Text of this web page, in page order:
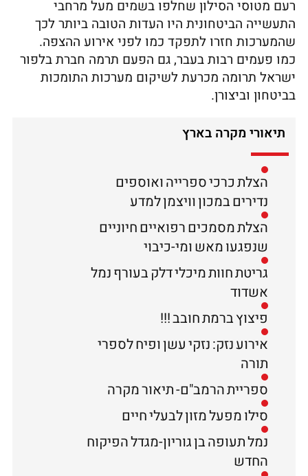
רעם מטוסי הסילון שחלפו בשמים מעל מרחבי
התעשייה הביטחונית היו העדות הטובה ביותר לכך
שהמערכות חזרו לתפקד כמו לפני אירוע ההצפה.
כמו פעמים רבות בעבר, גם הפעם תרמה חברת בלפור
ישראל תרומה מכרעת לשיקום מערכות התומכות
בביטחון וביצורן.
תיאורי מקרה בארץ
הצלת כרכי ספרייה ואוספים
נדירים במכון וויצמן למדע
הצלת מסמכים רפואיים חיוניים
שנפגעו מאש ומי-כיבוי
גריטת חוות מיכלי דלק בעורף נמל
אשדוד
פיצוץ ברמת חובב !!!
אירוע נזק: נזקי עשן ופיח לספרי
תורה
ספריית הרמב"ם- תיאור מקרה
סילו מפעל מזון לבעלי חיים
נמל תעופה בן גוריון-מגדל הפיקוח
החדש